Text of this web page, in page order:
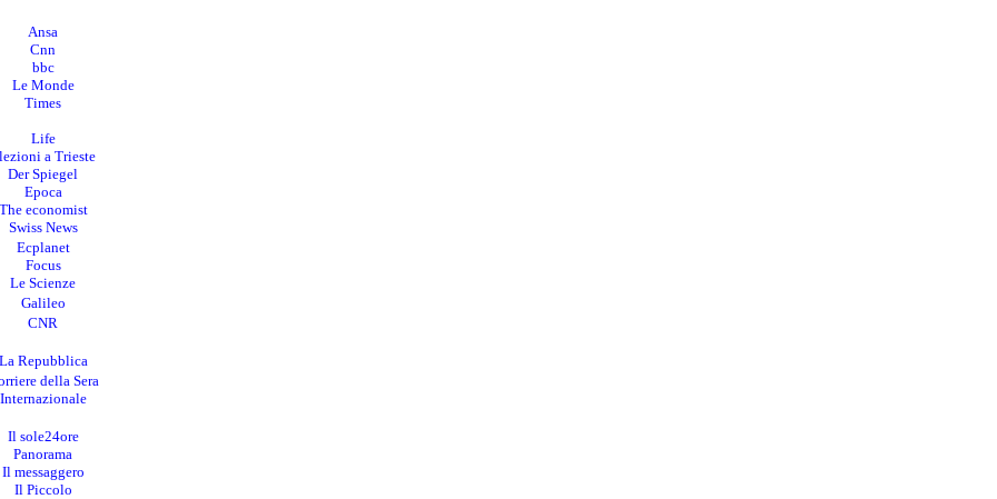
Ansa
Cnn
bbc
Le Monde
Times
Life
a Trieste
Der Spiegel
Epoca
economist
Swiss News
Ecplanet
Focus
Le Scienze
Galileo
CNR
Repubblica
della Sera
Internazionale
Il sole24ore
Panorama
Il messaggero
Il Piccolo